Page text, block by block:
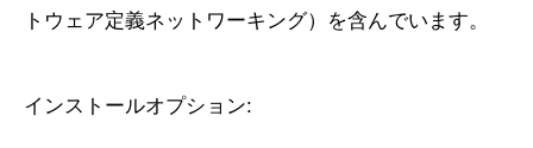
トウェア定義ネットワーキング）を含んでいます。
インストールオプション: